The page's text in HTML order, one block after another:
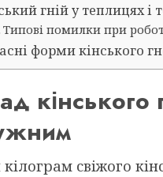
гній у теплицях і
Типові помилки при
форми кінського
свіжого